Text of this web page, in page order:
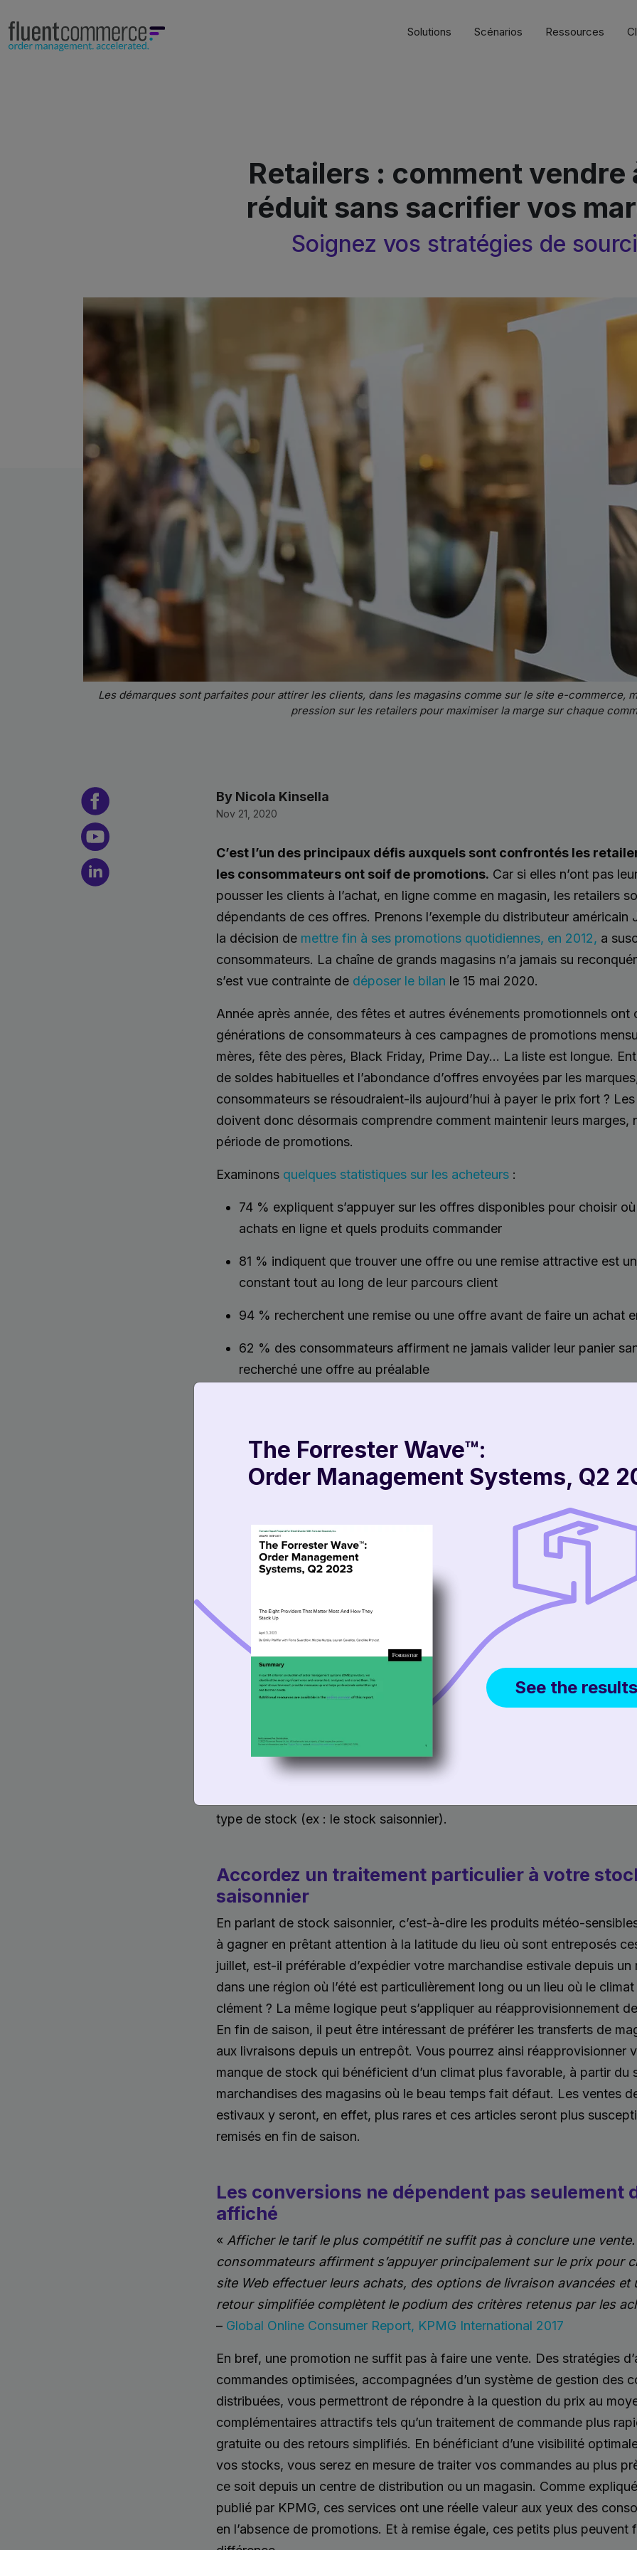
Solutions Scénarios Ressources
Retailers : comment vendre
réduit sans sacrifier vos
Soignez vos stratégies de
Les démarques sont parfaites pour attirer les clients, dans les magasins comme sur le site e-commerce,
pression sur les retailers pour maximiser la marge sur chaque
By Nicola Kinsella
Nov 21, 2020
C’est l’un des principaux défis auxquels sont confrontés les
les consommateurs ont soif de promotions. Car si elles n’ont pas
pousser les clients à l’achat, en ligne comme en magasin, les retailers
dépendants de ces offres. Prenons l’exemple du distributeur américain
la décision de mettre fin à ses promotions quotidiennes, en 2012, a
consommateurs. La chaîne de grands magasins n’a jamais su
s’est vue contrainte de déposer le bilan le 15 mai 2020.
Année après année, des fêtes et autres événements promotionnels ont
générations de consommateurs à ces campagnes de promotions
mères, fête des pères, Black Friday, Prime Day… La liste est longue.
de soldes habituelles et l’abondance d’offres envoyées par les
consommateurs se résoudraient-ils aujourd’hui à payer le prix fort ?
doivent donc désormais comprendre comment maintenir leurs marges,
période de promotions.
Examinons quelques statistiques sur les acheteurs :
74 % expliquent s’appuyer sur les offres disponibles pour choisir
achats en ligne et quels produits commander
81 % indiquent que trouver une offre ou une remise attractive est
constant tout au long de leur parcours client
94 % recherchent une remise ou une offre avant de faire un achat
62 % des consommateurs affirment ne jamais valider leur panier
recherché une offre au préalable
La technologie est votre meilleur allié
Nous le savons, tous les stocks ne se valent pas et il en va de même
associés. Que cela soit dû aux réductions supérieures accordées par un
frais de port déjà comptabilisés ou encore à la probabilité qu’un stock
multitude de facteurs peuvent faire pencher la balance en faveur d’un
d’approvisionnement ou un autre au moment d’honorer une commande
Avec un bon système de gestion des commandes distribuées
Management ou DOM), les retailers peuvent choisir le lieu offrant :
Les réductions les plus élevées
Le plus de stock
Le stock le plus ancien
type de stock (ex : le stock saisonnier).
Accordez un traitement particulier à votre
saisonnier
En parlant de stock saisonnier, c’est-à-dire les produits météo-
à gagner en prêtant attention à la latitude du lieu où sont entreposés
juillet, est-il préférable d’expédier votre marchandise estivale depuis un
dans une région où l’été est particulièrement long ou un lieu où le
clément ? La même logique peut s’appliquer au réapprovisionnement
En fin de saison, il peut être intéressant de préférer les transferts de
aux livraisons depuis un entrepôt. Vous pourrez ainsi réapprovisionner
manque de stock qui bénéficient d’un climat plus favorable, à partir du
marchandises des magasins où le beau temps fait défaut. Les ventes
estivaux y seront, en effet, plus rares et ces articles seront plus
remisés en fin de saison.
Les conversions ne dépendent pas seulement
affiché
« Afficher le tarif le plus compétitif ne suffit pas à conclure une
consommateurs affirment s’appuyer principalement sur le prix pour
site Web effectuer leurs achats, des options de livraison avancées et
retour simplifiée complètent le podium des critères retenus par les
– Global Online Consumer Report, KPMG International 2017
En bref, une promotion ne suffit pas à faire une vente. Des stratégies
commandes optimisées, accompagnées d’un système de gestion des
distribuées, vous permettront de répondre à la question du prix au
complémentaires attractifs tels qu’un traitement de commande plus
gratuite ou des retours simplifiés. En bénéficiant d’une visibilité
vos stocks, vous serez en mesure de traiter vos commandes au plus
ce soit depuis un centre de distribution ou un magasin. Comme
publié par KPMG, ces services ont une réelle valeur aux yeux des
en l’absence de promotions. Et à remise égale, ces petits plus peuvent
The Forrester Wave™:
Order Management Systems, Q2
See the results